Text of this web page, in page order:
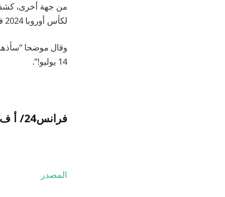
من جهة أخرى، كشف
لكأس أوروبا 2024 في حال تمكنت فرنسا من التأهل، على غرار ما يفعله في كل بطولة كروية كبرى.
وقال موضحا
14 يوليو!”.
فرانس24/ أ ف ب
المصدر